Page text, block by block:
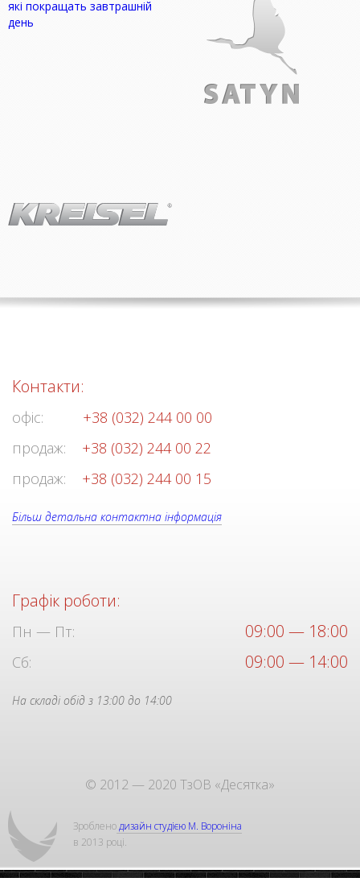
Контакти:
офіс:
+38 (032) 244 00 00
продаж:
+38 (032) 244 00 22
продаж:
+38 (032) 244 00 15
Більш детальна контактна інформація
Графік роботи:
Пн — Пт: 09:00 — 18:00
Сб: 09:00 — 14:00
На складі обід з 13:00 до 14:00
© 2012 — 2020 ТзОВ «Десятка»
Зробленодизайн студією М. Вороніна
в 2013 році.